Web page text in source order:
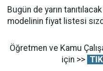
Bugün de yarın
modelinin fiyat listesi
Öğretmen ve Kamu
için >>